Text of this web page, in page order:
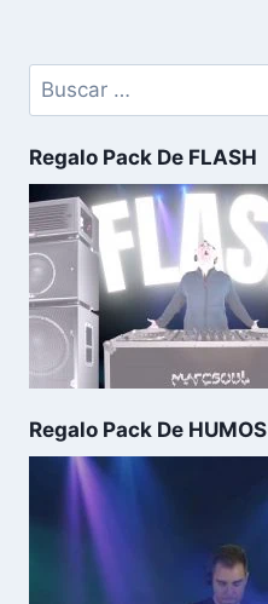
Regalo Pack De FLASH
Regalo Pack De HUMOS